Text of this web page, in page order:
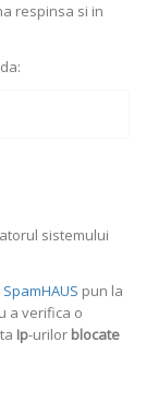
respinsa si in
sistemului
SpamHAUS pun la
a verifica o
Ip-urilor blocate